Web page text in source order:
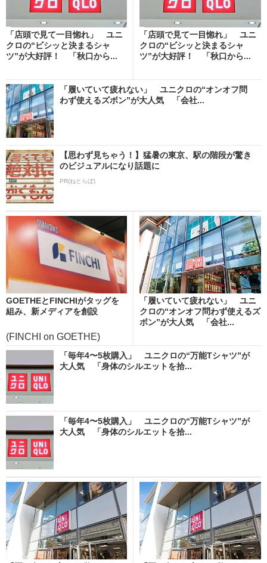
「店頭で見て一目惚れ」 ユニ
クロの“ビシッと決まるシャ
ツ”が大好評！ 「秋口から...
「店頭で見て一目惚れ」 ユニ
クロの“ビシッと決まるシャ
ツ”が大好評！ 「秋口から...
「履いていて疲れない」 ユニクロの“オンオフ問
わず使えるズボン”が大人気 「会社...
【思わず見ちゃう！】猛暑の東京、駅の階段が驚き
のビジュアルになり話題に
PR(ねとらぼ)
GOETHEとFINCHIがタッグを
組み、新メディアを創設
(FINCHI on GOETHE)
「履いていて疲れない」 ユニ
クロの“オンオフ問わず使えるズ
ボン”が大人気 「会社...
「毎年4〜5枚購入」 ユニクロの“万能Tシャツ”が
大人気 「身体のシルエットを拾...
「毎年4〜5枚購入」 ユニクロの“万能Tシャツ”が
大人気 「身体のシルエットを拾...